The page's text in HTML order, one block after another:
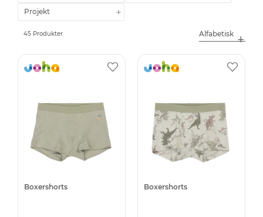
Projekt
45 Produkter
Boxershorts Boxershorts